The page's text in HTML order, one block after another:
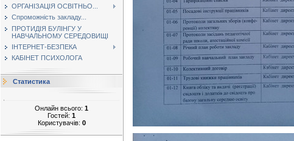
ОРГАНІЗАЦІЯ ОСВІТНЬО...
Спроможність закладу...
ПРОТИДІЯ БУЛІНГУ У
НАВЧАЛЬНОМУ СЕРЕДОВИЩІ
ІНТЕРНЕТ-БЕЗПЕКА
КАБІНЕТ ПСИХОЛОГА
Статистика
Онлайн всього: 1
Гостей: 1
Користувачів: 0